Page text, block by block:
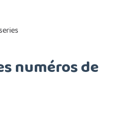
numéros de